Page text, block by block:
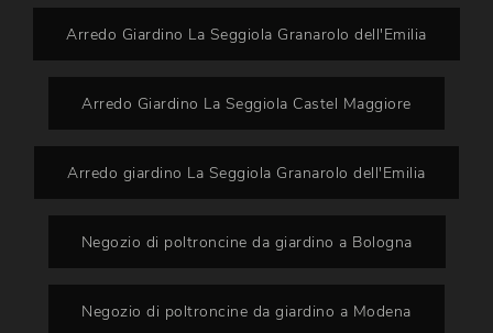
Arredo Giardino La Seggiola Granarolo dell'Emilia
Arredo Giardino La Seggiola Castel Maggiore
Arredo giardino La Seggiola Granarolo dell'Emilia
Negozio di poltroncine da giardino a Bologna
Negozio di poltroncine da giardino a Modena